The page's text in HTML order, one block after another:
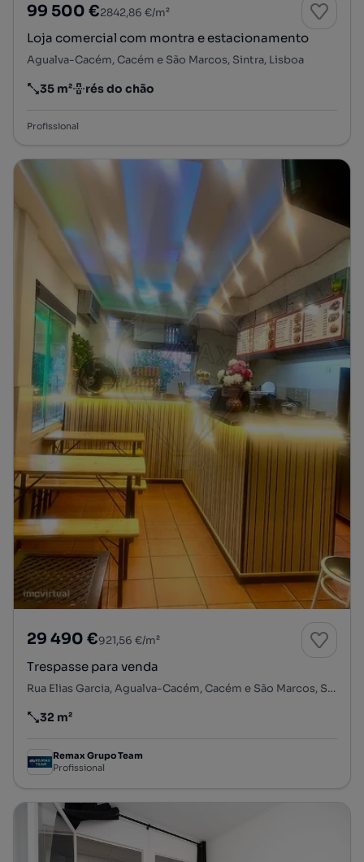
99 500 €2842,86 €/m²
Loja comercial com montra e estacionamento
Agualva-Cacém, Cacém e São Marcos, Sintra, Lisboa
Preço por metro quadrado
35 m²
Andar rés do chão
Profissional
29 490 €921,56 €/m²
Trespasse para venda
Rua Elias Garcia, Agualva-Cacém, Cacém e São Marcos, Sintra, Lisboa
Preço por metro quadrado
32 m²
Remax Grupo Team
Profissional